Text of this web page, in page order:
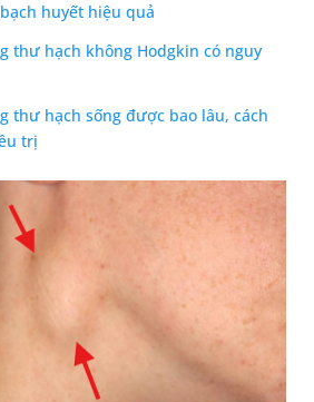
huyết hiệu quả
thư hạch không Hodgkin có nguy
thư hạch sống được bao lâu, cách
trị